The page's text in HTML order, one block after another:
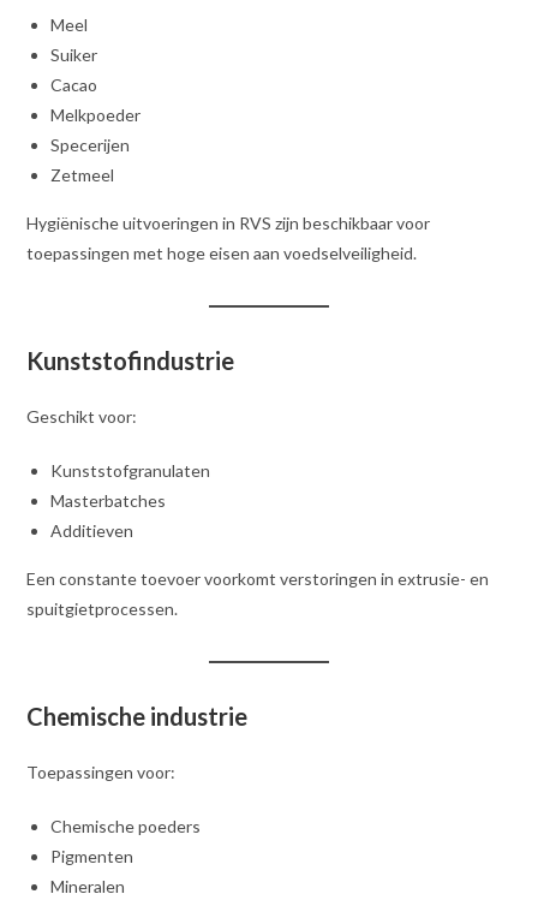
Meel
Suiker
Cacao
Melkpoeder
Specerijen
Zetmeel
Hygiënische uitvoeringen in RVS zijn beschikbaar voor
toepassingen met hoge eisen aan voedselveiligheid.
Kunststofindustrie
Geschikt voor:
Kunststofgranulaten
Masterbatches
Additieven
Een constante toevoer voorkomt verstoringen in extrusie- en
spuitgietprocessen.
Chemische industrie
Toepassingen voor:
Chemische poeders
Pigmenten
Mineralen